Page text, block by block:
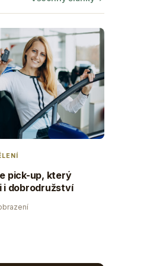
pick-up, který
i dobrodružství